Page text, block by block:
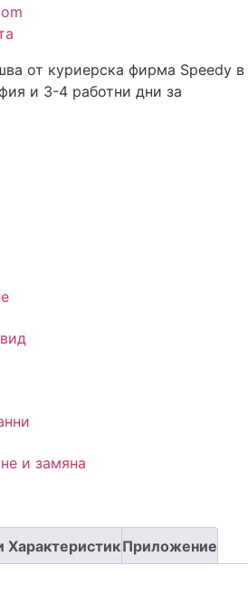
от куриерска фирма Speedy в
и 3-4 работни дни за
и замяна
ХарактеристикиПриложение